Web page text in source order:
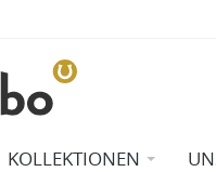
KOLLEKTIONEN